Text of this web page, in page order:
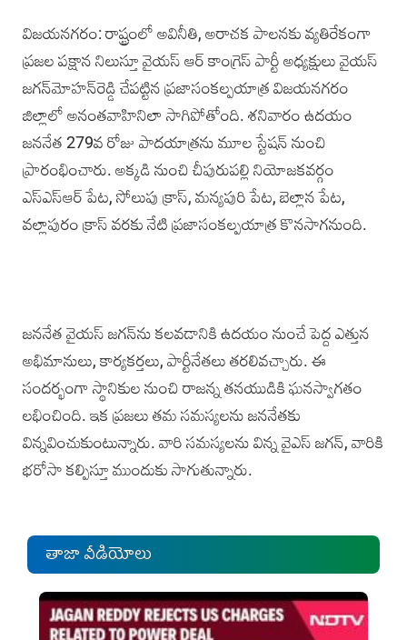
విజ‌య‌న‌గ‌రం: రాష్ట్రంలో అవినీతి, అరాచక పాలనకు వ్యతిరేకంగా
ప్రజల పక్షాన నిలుస్తూ వైయ‌స్ ఆర్ కాంగ్రెస్‌ పార్టీ అధ్యక్షులు వైయ‌స్
జగన్‌మోహన్‌రెడ్డి చేపట్టిన ప్రజాసంకల్పయాత్ర విజయనగరం
జిల్లాలో అనంతవాహినిలా సాగిపోతోంది. శనివారం ఉదయం
జననేత 279వ రోజు పాదయాత్రను మూల స్టేషన్‌ నుంచి
ప్రారంభించారు. అక్కడి నుంచి చీపురుపల్లి నియోజకవర్గం
ఎస్‌ఎస్‌ఆర్‌ పేట, సోలుపు క్రాస్‌, మన్యపురి పేట, బెల్లాన పేట,
వల్లాపురం క్రాస్‌ వరకు నేటి ప్రజాసంకల్పయాత్ర కొనసాగనుంది.
జననేత వైయ‌స్‌ జగన్‌ను కలవడానికి ఉదయం నుంచే పెద్ద ఎత్తున
అభిమానులు, కార్యకర్తలు, పార్టీనేతలు తరలివచ్చారు. ఈ
సందర్భంగా స్థానికుల నుంచి రాజన్న తనయుడికి ఘనస్వాగతం
లభించింది. ఇక ప్రజలు తమ సమస్యలను జననేతకు
విన్నవించుకుంటున్నారు. వారి సమస్యలను విన్న వైఎస్‌ జగన్, వారికి
భరోసా కల్పిస్తూ ముందుకు సాగుతున్నారు.
తాజా వీడియోలు